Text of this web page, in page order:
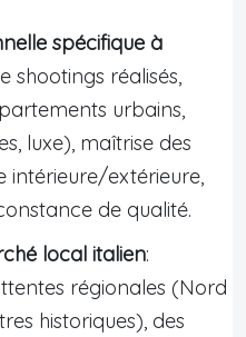
spécifique à
shootings réalisés,
urbains,
luxe), maîtrise des
intérieure/extérieure,
de qualité.
local italien:
régionales (Nord
historiques), des